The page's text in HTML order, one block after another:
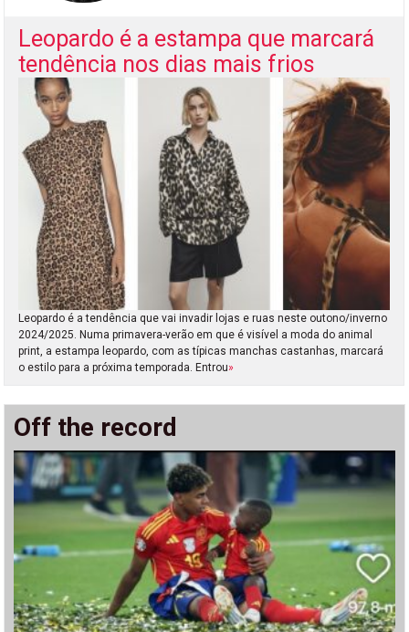
Leopardo é a estampa que marcará
tendência nos dias mais frios
Leopardo é a tendência que vai invadir lojas e ruas neste outono/inverno
2024/2025. Numa primavera-verão em que é visível a moda do animal
print, a estampa leopardo, com as típicas manchas castanhas, marcará
o estilo para a próxima temporada. Entrou»
Off the record